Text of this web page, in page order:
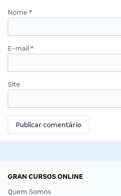
Nome *
E-mail *
Site
GRAN CURSOS ONLINE
Quem Somos